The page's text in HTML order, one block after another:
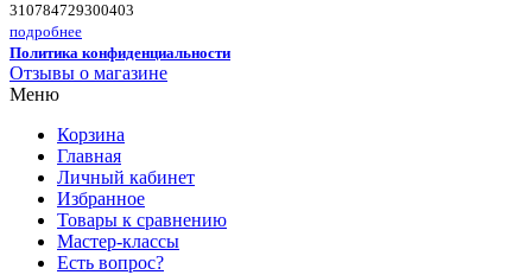
310784729300403
подробнее
Политика конфиденциальности
Отзывы о магазине
Меню
Корзина
Главная
Личный кабинет
Избранное
Товары к сравнению
Мастер-классы
Есть вопрос?